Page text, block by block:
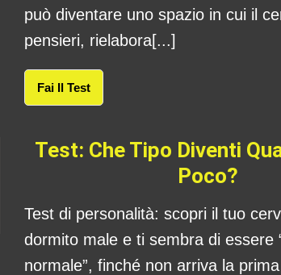
può diventare uno spazio in cui il
pensieri, rielabora[...]
Fai Il Test
Test: Che Tipo Diventi
Poco?
Test di personalità: scopri il tuo
dormito male e ti sembra di essere
normale”, finché non arriva la